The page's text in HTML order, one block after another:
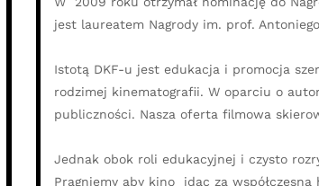
jest laureatem Nagrody im. prof.
Istotą DKF-u jest edukacja i promocja
rodzimej kinematografii. W oparciu o
publiczności. Nasza oferta filmowa
Jednak obok roli edukacyjnej i czysto
Pragniemy aby kino idąc za